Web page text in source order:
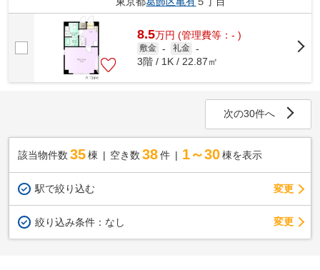
8.5万円 (管理費等：- )
敷金 - 礼金 -
3階 / 1K / 22.87㎡
次の30件へ
該当物件数 35棟 空き数 38 件 1～30 棟を表示
駅で絞り込む 変更
絞り込み条件： なし 変更